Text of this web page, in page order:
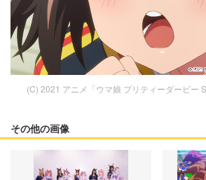
(C) 2021 アニメ「ウマ娘 プリティーダービー
その他の画像